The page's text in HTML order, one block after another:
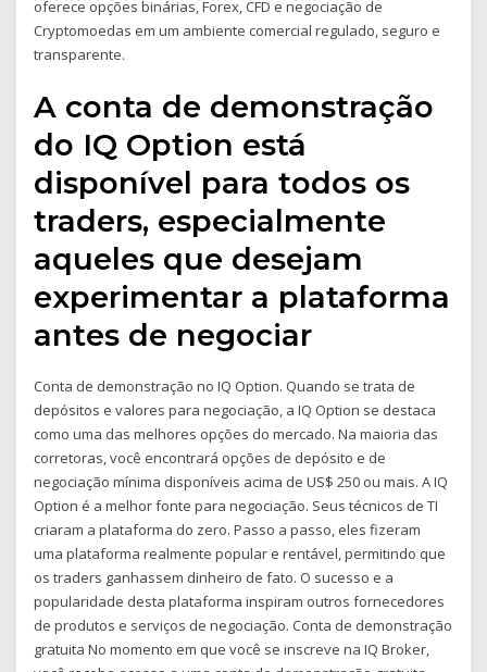
oferece opções binárias, Forex, CFD e negociação de
Cryptomoedas em um ambiente comercial regulado, seguro e
transparente.
A conta de demonstração
do IQ Option está
disponível para todos os
traders, especialmente
aqueles que desejam
experimentar a plataforma
antes de negociar
Conta de demonstração no IQ Option. Quando se trata de
depósitos e valores para negociação, a IQ Option se destaca
como uma das melhores opções do mercado. Na maioria das
corretoras, você encontrará opções de depósito e de
negociação mínima disponíveis acima de US$ 250 ou mais. A IQ
Option é a melhor fonte para negociação. Seus técnicos de TI
criaram a plataforma do zero. Passo a passo, eles fizeram
uma plataforma realmente popular e rentável, permitindo que
os traders ganhassem dinheiro de fato. O sucesso e a
popularidade desta plataforma inspiram outros fornecedores
de produtos e serviços de negociação. Conta de demonstração
gratuita No momento em que você se inscreve na IQ Broker,